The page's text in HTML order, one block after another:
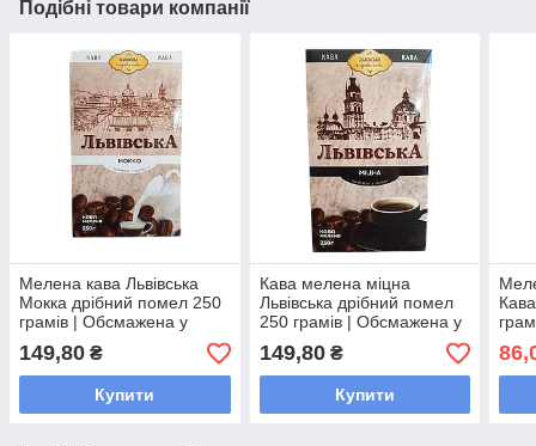
Подібні товари компанії
Мелена кава Львівська
Мокка дрібний помел 250
грамів | Обсмажена у
Львові
149,80 ₴
Купити
Кава мелена міцна
Львівська дрібний помел
250 грамів | Обсмажена у
Львові
149,80₴
Купити